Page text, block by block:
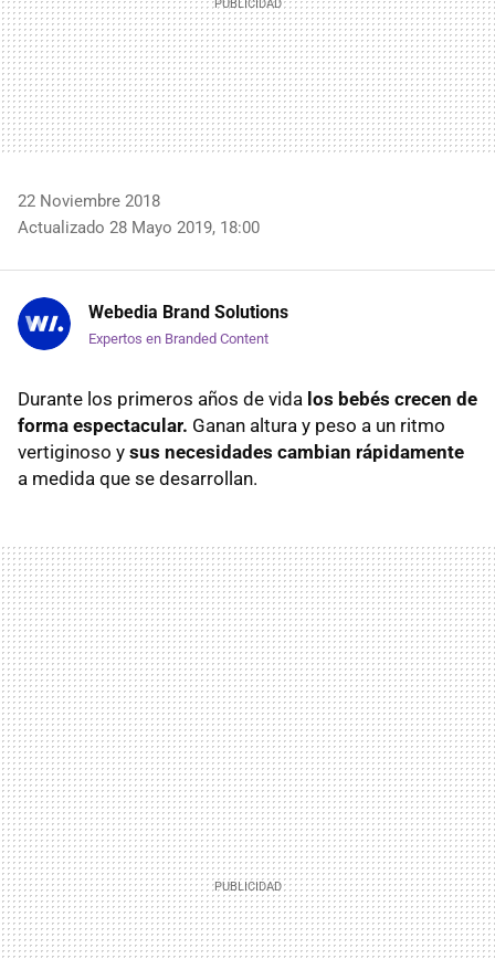
22 Noviembre 2018
Actualizado 28 Mayo 2019, 18:00
Webedia Brand Solutions
Expertos en Branded Content
Durante los primeros años de vida los bebés crecen de
forma espectacular. Ganan altura y peso a un ritmo
vertiginoso y sus necesidades cambian rápidamente
a medida que se desarrollan.